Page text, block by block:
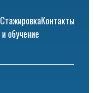
Стажировка
и обучение
Контакты